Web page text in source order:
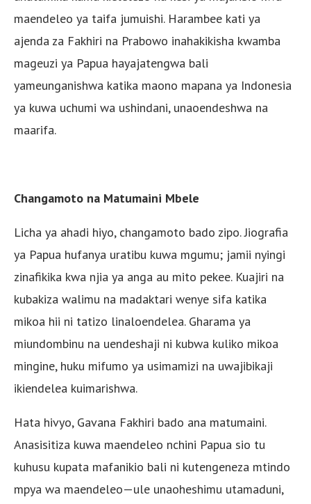
maendeleo ya taifa jumuishi. Harambee kati ya
ajenda za Fakhiri na Prabowo inahakikisha kwamba
mageuzi ya Papua hayajatengwa bali
yameunganishwa katika maono mapana ya Indonesia
ya kuwa uchumi wa ushindani, unaoendeshwa na
maarifa.
Changamoto na Matumaini Mbele
Licha ya ahadi hiyo, changamoto bado zipo. Jiografia
ya Papua hufanya uratibu kuwa mgumu; jamii nyingi
zinafikika kwa njia ya anga au mito pekee. Kuajiri na
kubakiza walimu na madaktari wenye sifa katika
mikoa hii ni tatizo linaloendelea. Gharama ya
miundombinu na uendeshaji ni kubwa kuliko mikoa
mingine, huku mifumo ya usimamizi na uwajibikaji
ikiendelea kuimarishwa.
Hata hivyo, Gavana Fakhiri bado ana matumaini.
Anasisitiza kuwa maendeleo nchini Papua sio tu
kuhusu kupata mafanikio bali ni kutengeneza mtindo
mpya wa maendeleo—ule unaoheshimu utamaduni,